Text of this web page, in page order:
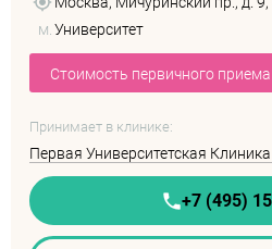
м. Университет
Стоимость первичного приема
Принимает в клинике:
Первая Университетская
+7 (495)